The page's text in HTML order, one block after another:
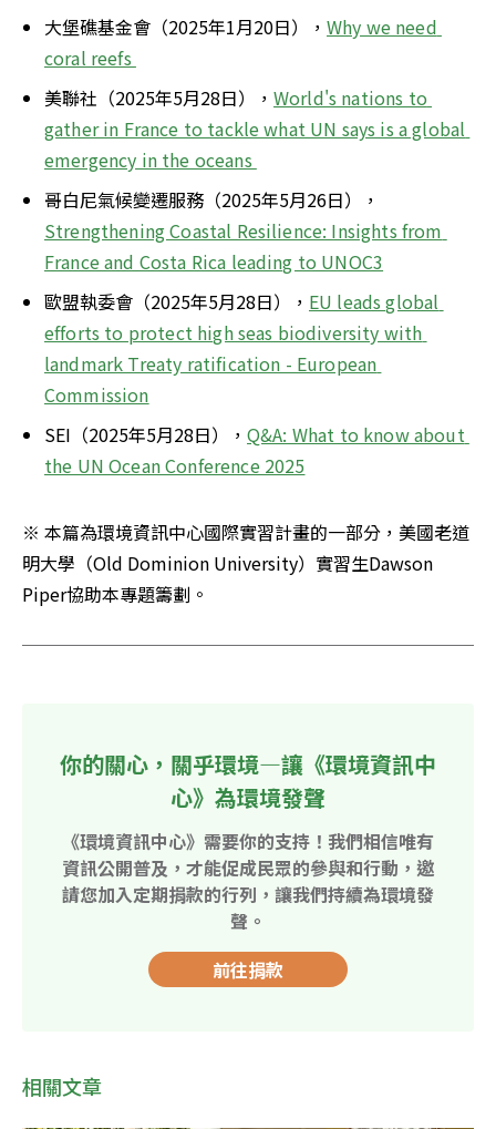
大堡礁基金會（2025年1月20日）， Why we need
coral reefs
美聯社（2025年5月28日）， World's nations to
gather in France to tackle what UN says is a global
emergency in the oceans
哥白尼氣候變遷服務（2025年5月26日），
Strengthening Coastal Resilience: Insights from
France and Costa Rica leading to UNOC3
歐盟執委會（2025年5月28日）， EU leads global
efforts to protect high seas biodiversity with
landmark Treaty ratification - European
Commission
SEI（2025年5月28日）， Q&A: What to know about
the UN Ocean Conference 2025
※ 本篇為環境資訊中心國際實習計畫的一部分，美國老道
明大學（Old Dominion University）實習生Dawson
Piper協助本專題籌劃。
你的關心，關乎環境—讓《環境資訊中
心》為環境發聲
《環境資訊中心》需要你的支持！我們相信唯有
資訊公開普及，才能促成民眾的參與和行動，邀
請您加入定期捐款的行列，讓我們持續為環境發
聲。
前往捐款
相關文章